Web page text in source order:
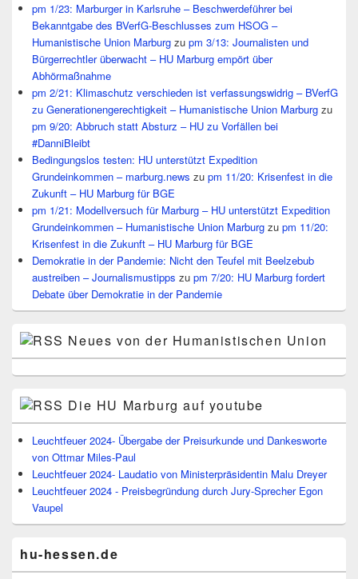
pm 1/23: Marburger in Karlsruhe – Beschwerdeführer bei
Bekanntgabe des BVerfG-Beschlusses zum HSOG –
Humanistische Union Marburg zu pm 3/13: Journalisten und
Bürgerrechtler überwacht – HU Marburg empört über
Abhörmaßnahme
pm 2/21: Klimaschutz verschieden ist verfassungswidrig – BVerfG
zu Generationengerechtigkeit – Humanistische Union Marburg zu
pm 9/20: Abbruch statt Absturz – HU zu Vorfällen bei
#DanniBleibt
Bedingungslos testen: HU unterstützt Expedition
Grundeinkommen – marburg.news zu pm 11/20: Krisenfest in die
Zukunft – HU Marburg für BGE
pm 1/21: Modellversuch für Marburg – HU unterstützt Expedition
Grundeinkommen – Humanistische Union Marburg zu pm 11/20:
Krisenfest in die Zukunft – HU Marburg für BGE
Demokratie in der Pandemie: Nicht den Teufel mit Beelzebub
austreiben – Journalismustipps zu pm 7/20: HU Marburg fordert
Debate über Demokratie in der Pandemie
Neues von der Humanistischen Union
Die HU Marburg auf youtube
Leuchtfeuer 2024- Übergabe der Preisurkunde und Dankesworte
von Ottmar Miles-Paul
Leuchtfeuer 2024- Laudatio von Ministerpräsidentin Malu Dreyer
Leuchtfeuer 2024 - Preisbegründung durch Jury-Sprecher Egon
Vaupel
hu-hessen.de